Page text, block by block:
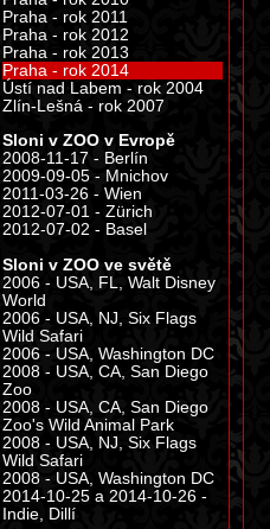
Praha - rok 2011
Praha - rok 2012
Praha - rok 2013
Praha - rok 2014
Ústí nad Labem - rok 2004
Zlín-Lešná - rok 2007
Sloni v ZOO v Evropě
2008-11-17 - Berlín
2009-09-05 - Mnichov
2011-03-26 - Wien
2012-07-01 - Zürich
2012-07-02 - Basel
Sloni v ZOO ve světě
2006 - USA, FL, Walt Disney
World
2006 - USA, NJ, Six Flags
Wild Safari
2006 - USA, Washington DC
2008 - USA, CA, San Diego
Zoo
2008 - USA, CA, San Diego
Zoo's Wild Animal Park
2008 - USA, NJ, Six Flags
Wild Safari
2008 - USA, Washington DC
2014-10-25 a 2014-10-26 -
Indie, Dillí